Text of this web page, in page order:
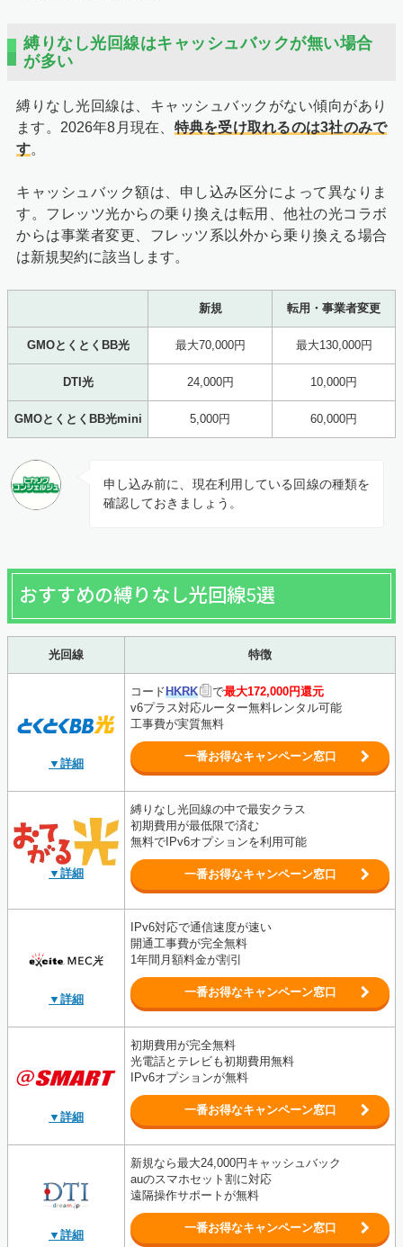
縛りなし光回線はキャッシュバックが無い場合
が多い
縛りなし光回線は、キャッシュバックがない傾向があり
ます。 2026年8月 現在、 特典を受け取れるのは3社のみで
す。
キャッシュバック額は、申し込み区分によって異なりま
す。フレッツ光からの乗り換えは転用、他社の光コラボ
からは事業者変更、フレッツ系以外から乗り換える場合
は新規契約に該当します。
新規 転用・事業者変更
GMOとくとくBB光 最大70,000円 最大130,000円
DTI光 24,000円 10,000円
GMOとくとくBB光mini 5,000円 60,000円
申し込み前に、現在利用している回線の種類を
確認しておきましょう。
おすすめの縛りなし光回線5選
光回線 特徴
▼詳細
コードHKRK で最大172,000円還元
v6プラス対応ルーター無料レンタル可能
工事費が実質無料
一番お得なキャンペーン窓口
▼詳細
縛りなし光回線の中で最安クラス
初期費用が最低限で済む
無料でIPv6オプションを利用可能
一番お得なキャンペーン窓口
▼詳細
IPv6対応で通信速度が速い
開通工事費が完全無料
1年間月額料金が割引
一番お得なキャンペーン窓口
▼詳細
初期費用が完全無料
光電話とテレビも初期費用無料
IPv6オプションが無料
一番お得なキャンペーン窓口
▼詳細
新規なら最大24,000円キャッシュバック
auのスマホセット割に対応
遠隔操作サポートが無料
一番お得なキャンペーン窓口